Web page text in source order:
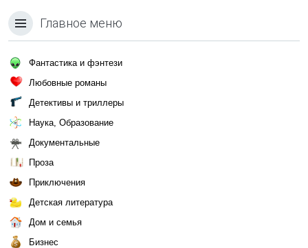
Главное меню
Фантастика и фэнтези
Любовные романы
Детективы и триллеры
Наука, Образование
Документальные
Проза
Приключения
Детская литература
Дом и семья
Бизнес